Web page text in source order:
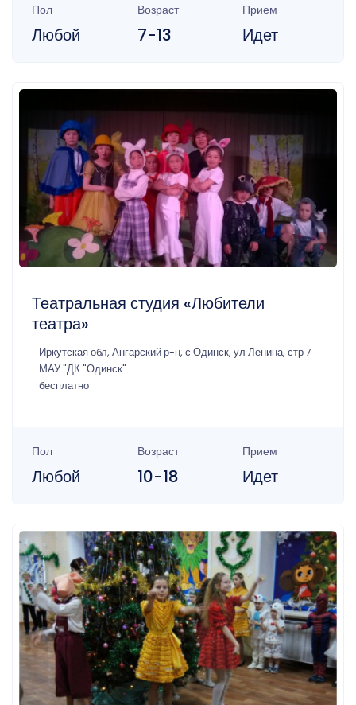
Пол
Любой
Возраст
7-13
Прием
Идет
Театральная студия «Любители
театра»
Иркутская обл, Ангарский р-н, с Одинск, ул Ленина, стр 7
МАУ "ДК "Одинск"
бесплатно
Пол
Любой
Возраст
10-18
Прием
Идет